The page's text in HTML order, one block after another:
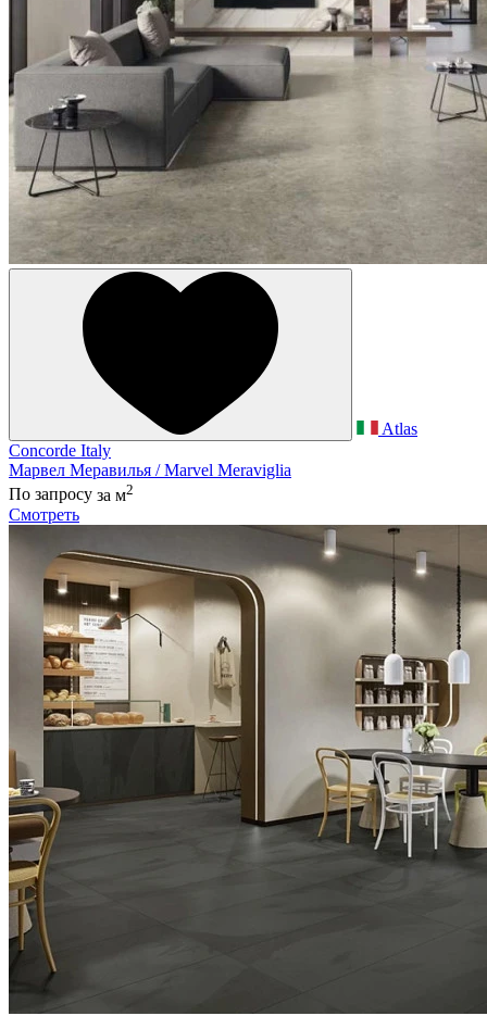
Atlas
Concorde Italy
Марвел Меравилья / Marvel Meraviglia
По запросу за м2
Смотреть